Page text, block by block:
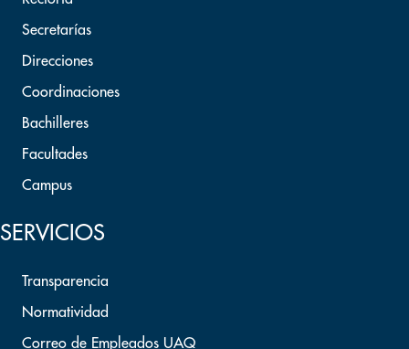
Secretarías
Direcciones
Coordinaciones
Bachilleres
Facultades
Campus
SERVICIOS
Transparencia
Normatividad
Correo de Empleados UAQ